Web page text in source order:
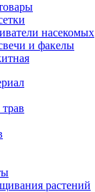
насекомых
и факелы
растений